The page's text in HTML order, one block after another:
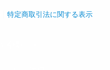
特定商取引法に関する表示